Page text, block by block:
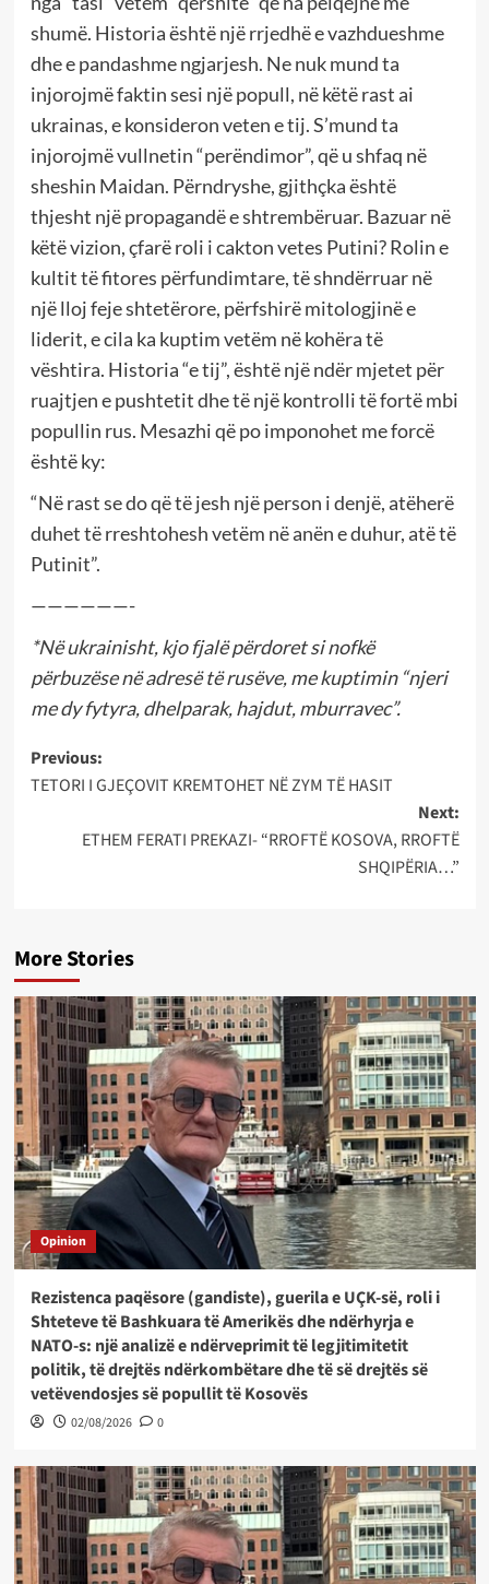
shumë. Historia është një rrjedhë e vazhdueshme
dhe e pandashme ngjarjesh. Ne nuk mund ta
injorojmë faktin sesi një popull, në këtë rast ai
ukrainas, e konsideron veten e tij. S’mund ta
injorojmë vullnetin “perëndimor”, që u shfaq në
sheshin Maidan. Përndryshe, gjithçka është
thjesht një propagandë e shtrembëruar. Bazuar në
këtë vizion, çfarë roli i cakton vetes Putini? Rolin e
kultit të fitores përfundimtare, të shndërruar në
një lloj feje shtetërore, përfshirë mitologjinë e
liderit, e cila ka kuptim vetëm në kohëra të
vështira. Historia “e tij”, është një ndër mjetet për
ruajtjen e pushtetit dhe të një kontrolli të fortë mbi
popullin rus. Mesazhi që po imponohet me forcë
është ky:
“Në rast se do që të jesh një person i denjë, atëherë
duhet të rreshtohesh vetëm në anën e duhur, atë të
Putinit”.
——————-
*Në ukrainisht, kjo fjalë përdoret si nofkë
përbuzëse në adresë të rusëve, me kuptimin “njeri
me dy fytyra, dhelparak, hajdut, mburravec”.
Post
navigation
Previous:
TETORI I GJEÇOVIT KREMTOHET NË ZYM TË HASIT
Next:
ETHEM FERATI PREKAZI- “RROFTË KOSOVA, RROFTË
SHQIPËRIA…”
More Stories
Opinion
Rezistenca paqësore (gandiste), guerila e UÇK-së, roli i
Shteteve të Bashkuara të Amerikës dhe ndërhyrja e
NATO-s: një analizë e ndërveprimit të legjitimitetit
politik, të drejtës ndërkombëtare dhe të së drejtës së
vetëvendosjes së popullit të Kosovës
02/08/2026 0